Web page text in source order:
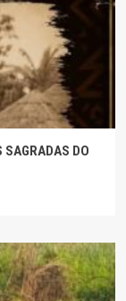
SAGRADAS DO